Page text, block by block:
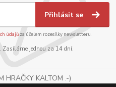
Přihlásit se
údajůza účelem rozesílky newsletteru.
Zasíláme jednou za 14 dní.
HRAČKY KALTOM .-)